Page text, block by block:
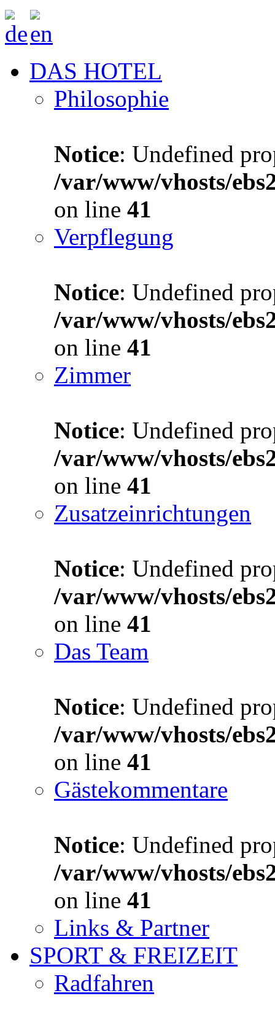
DAS HOTEL
Philosophie
Notice: Undefined
/var/www/vhosts/
on line 41
Verpflegung
Notice: Undefined
/var/www/vhosts/
on line 41
Zimmer
Notice: Undefined
/var/www/vhosts/
on line 41
Zusatzeinrichtungen
Notice: Undefined
/var/www/vhosts/
on line 41
Das Team
Notice: Undefined
/var/www/vhosts/
on line 41
Gästekommentare
Notice: Undefined
/var/www/vhosts/
on line 41
Links & Partner
SPORT & FREIZEIT
Radfahren